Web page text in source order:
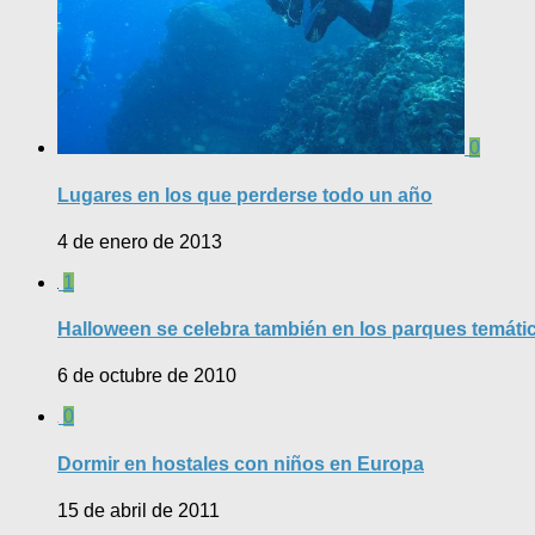
0
Lugares en los que perderse todo un año
4 de enero de 2013
1
Halloween se celebra también en los parques
6 de octubre de 2010
0
Dormir en hostales con niños en Europa
15 de abril de 2011